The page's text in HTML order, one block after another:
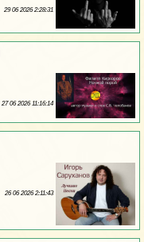
29 06 2026 2:28:31
27 06 2026 11:16:14
26 06 2026 2:11:43